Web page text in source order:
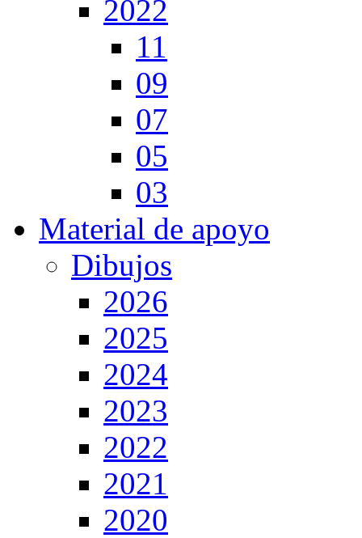
2022
11
09
07
05
03
Material de apoyo
Dibujos
2026
2025
2024
2023
2022
2021
2020